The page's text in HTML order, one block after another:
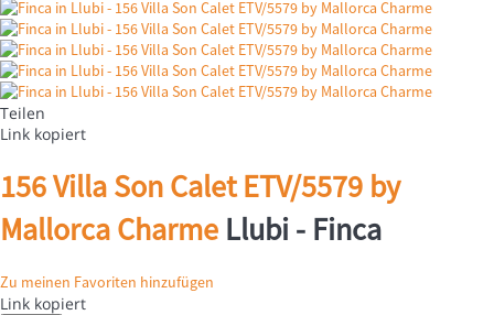
Teilen
Link kopiert
156 Villa Son Calet ETV/5579 by
Mallorca Charme Llubi - Finca
Zu meinen Favoriten hinzufügen
Link kopiert